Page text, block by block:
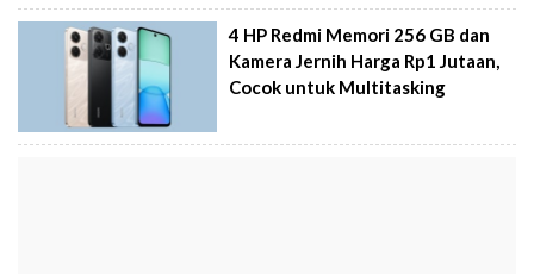
4 HP Redmi Memori 256 GB dan
Kamera Jernih Harga Rp1 Jutaan,
Cocok untuk Multitasking